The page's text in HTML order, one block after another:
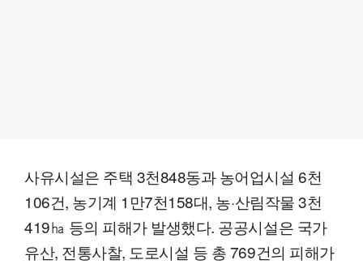
사유시설은 주택 3천848동과 농어업시설 6천
106건, 농기계 1만7천158대, 농·산림작물 3천
419㏊ 등의 피해가 발생했다. 공공시설은 국가
유산, 전통사찰, 도로시설 등 총 769건의 피해가